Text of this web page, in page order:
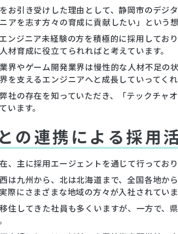
お引き受けした理由として、静岡市のデジ
アを志す方々の育成に貢献したい」という
ンジニア未経験の方を積極的に採用してお
材育成に役立てられればと考えています。
界やゲーム開発業界は慢性的な人材不足の
を支えるエンジニアへと成長していってくれ
社の存在を知っていただき、「テックチャ
います。
の連携による採用
、主に採用エージェントを通じて行っており
は九州から、北は北海道まで、全国各地か
際にさまざまな地域の方々が入社されていま
住してきた社員も多くいますが、一方で、